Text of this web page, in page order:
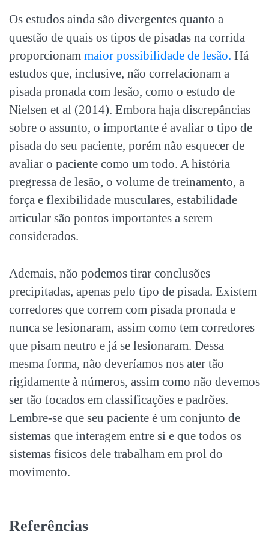
Os estudos ainda são divergentes quanto a
questão de quais os tipos de pisadas na corrida
proporcionam maior possibilidade de lesão. Há
estudos que, inclusive, não correlacionam a
pisada pronada com lesão, como o estudo de
Nielsen et al (2014). Embora haja discrepâncias
sobre o assunto, o importante é avaliar o tipo de
pisada do seu paciente, porém não esquecer de
avaliar o paciente como um todo. A história
pregressa de lesão, o volume de treinamento, a
força e flexibilidade musculares, estabilidade
articular são pontos importantes a serem
considerados.
Ademais, não podemos tirar conclusões
precipitadas, apenas pelo tipo de pisada. Existem
corredores que correm com pisada pronada e
nunca se lesionaram, assim como tem corredores
que pisam neutro e já se lesionaram. Dessa
mesma forma, não deveríamos nos ater tão
rigidamente à números, assim como não devemos
ser tão focados em classificações e padrões.
Lembre-se que seu paciente é um conjunto de
sistemas que interagem entre si e que todos os
sistemas físicos dele trabalham em prol do
movimento.
Referências